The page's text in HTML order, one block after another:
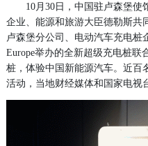
10月30日，中国驻卢森堡
企业、能源和旅游大臣德勒斯共
卢森堡分公司、电动汽车充电桩
Europe举办的全新超级充电桩
桩，体验中国新能源汽车。近百
活动，当地财经媒体和国家电视